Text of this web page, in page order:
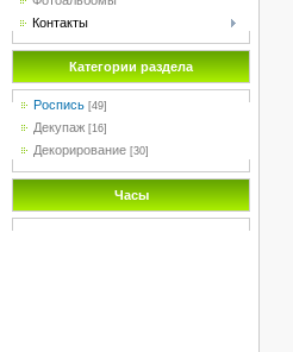
Контакты
Категории раздела
Роспись [49]
Декупаж [16]
Декорирование [30]
Часы